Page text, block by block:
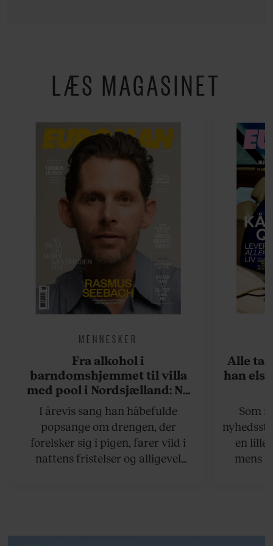
LÆS MAGASINET
MENNESKER
Fra alkohol i
barndomshjemmet til villa
med pool i Nordsjælland: Nu
skal du høre sandheden om
Rasmus Seebach
I årevis sang han håbefulde
popsange om drengen, der
forelsker sig i pigen, farer vild i
nattens fristelser og alligevel
Alle
han
Som
en lille
mens